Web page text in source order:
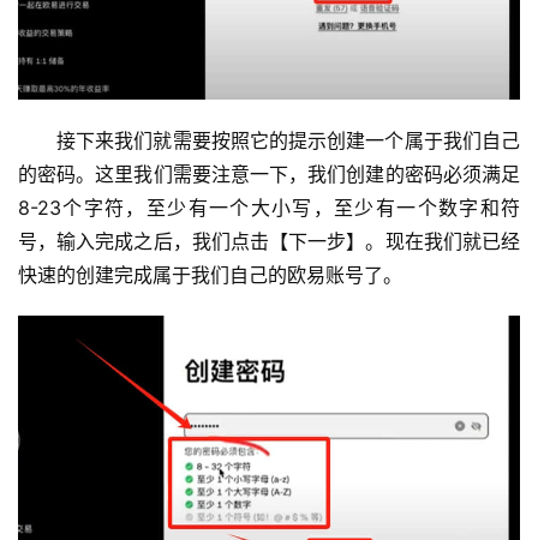
接下来我们就需要按照它的提示创建一个属于我们自己
的密码。这里我们需要注意一下，我们创建的密码必须满足
8-23个字符，至少有一个大小写，至少有一个数字和符
号，输入完成之后，我们点击【下一步】。现在我们就已经
快速的创建完成属于我们自己的欧易账号了。